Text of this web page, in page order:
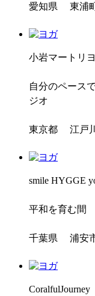
愛知県 東浦
小岩マートリ
自分のペース
ジオ
東京都 江戸
smile HYGGE
平和を育む間
千葉県 浦安
CoralfulJourney